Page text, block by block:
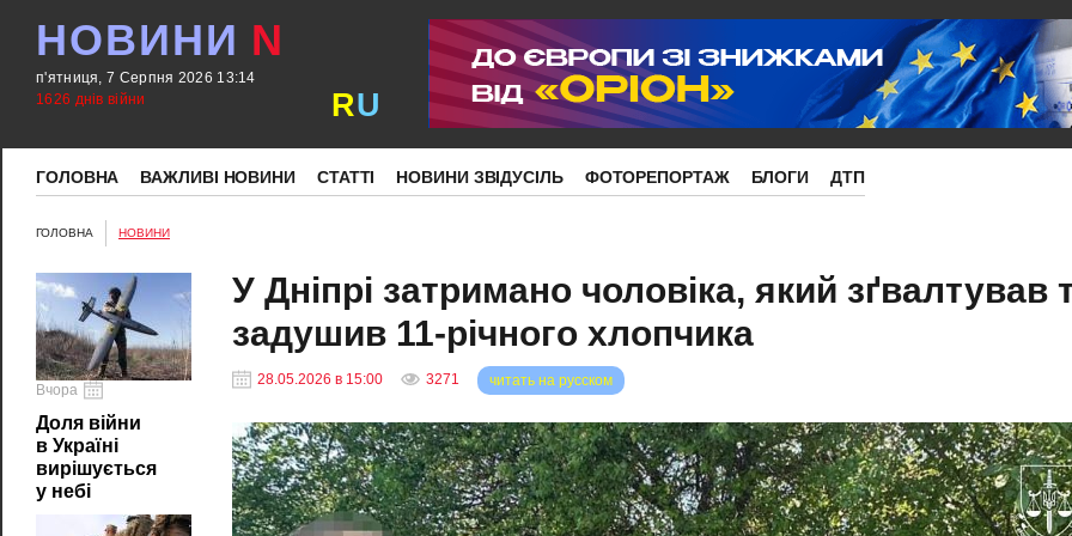
НОВИНИ N
п'ятниця, 7 Серпня 2026 13:14
1626 днів війни
RU
ГОЛОВНА ВАЖЛИВІ НОВИНИ СТАТТІ НОВИНИ ЗВІДУСІЛЬ ФОТОРЕПОРТАЖ БЛОГИ ДТП
ГОЛОВНА НОВИНИ
Вчора
Доля війни
в Україні
вирішується
у небі
У Дніпрі затримано чоловіка, який зґвалтував
задушив 11-річного хлопчика
28.05.2026 в 15:00 3271 читать на русском